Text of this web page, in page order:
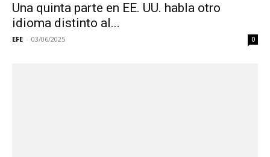
Una quinta parte en EE. UU. habla otro
idioma distinto al...
EFE - 03/06/2025 0